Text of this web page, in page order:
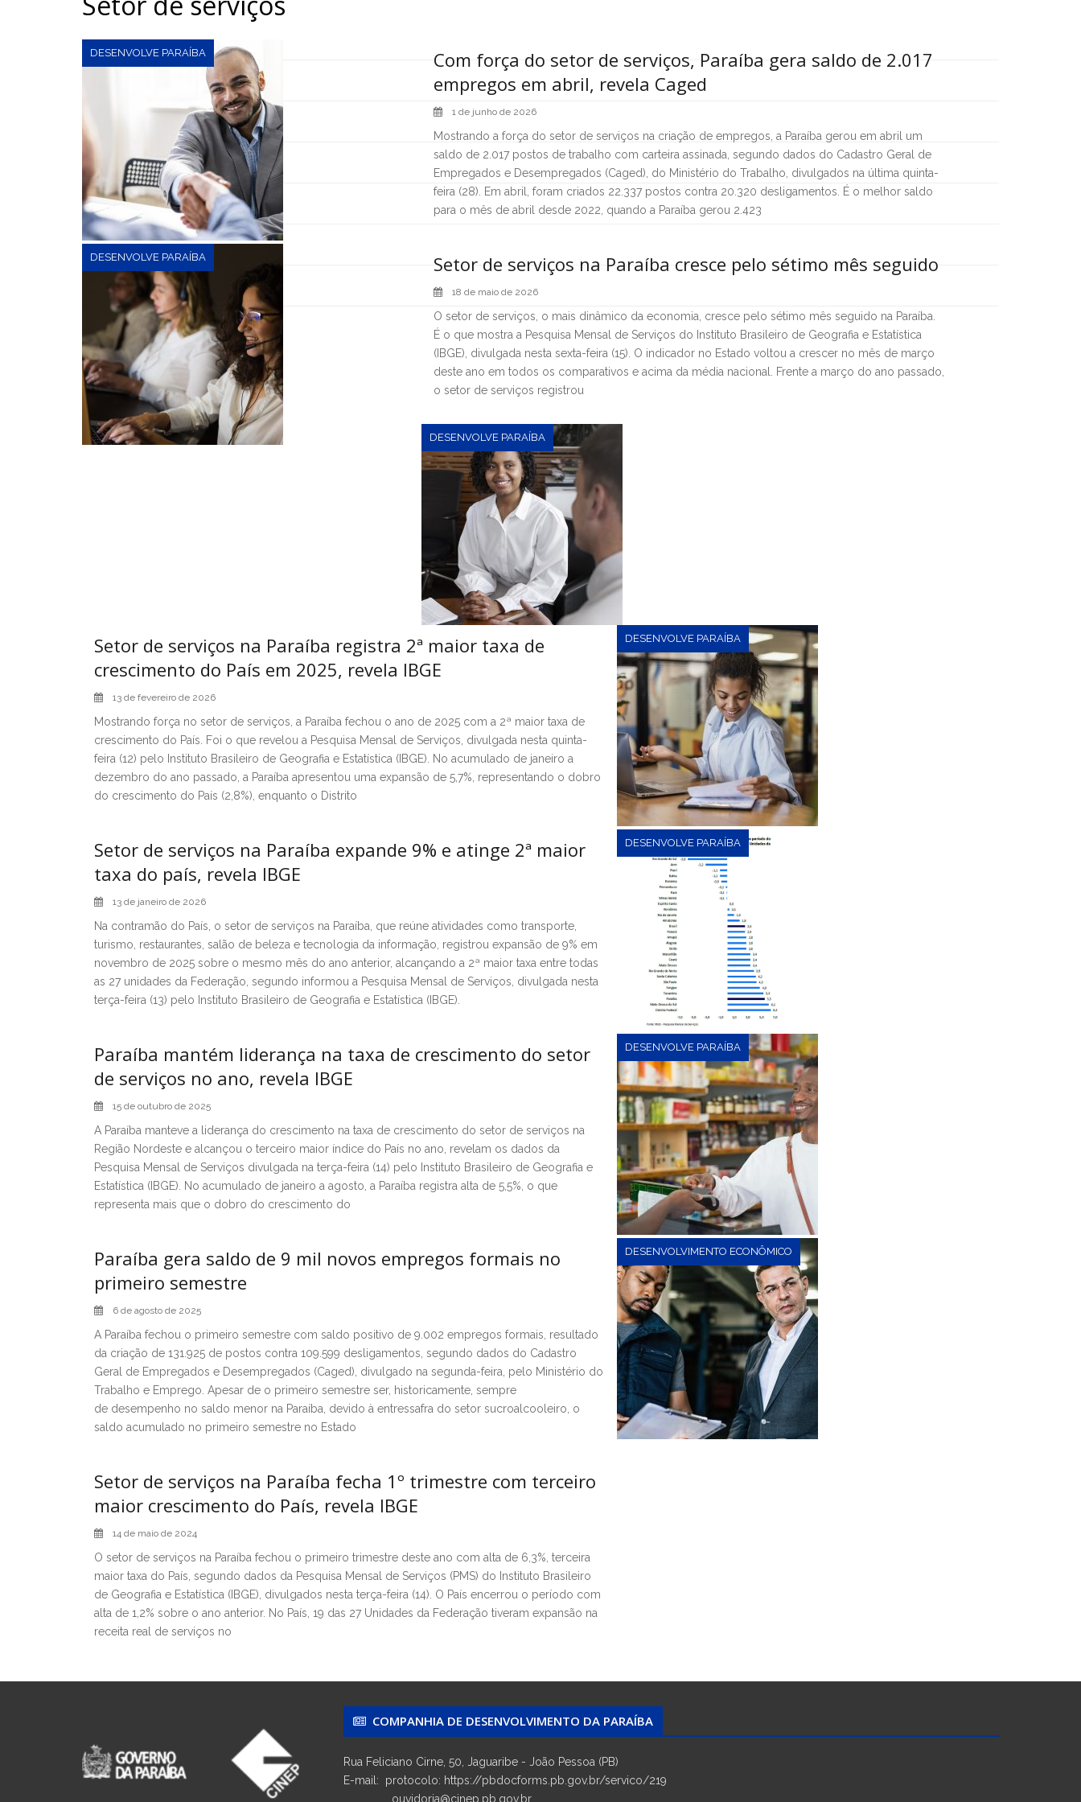
DESENVOLVE PARAÍBA
Com força do setor de serviços, Paraíba gera saldo de 2.017
empregos em abril, revela Caged
1 de junho de 2026
Mostrando a força do setor de serviços na criação de empregos, a Paraíba gerou em abril um
saldo de 2.017 postos de trabalho com carteira assinada, segundo dados do Cadastro Geral de
Empregados e Desempregados (Caged), do Ministério do Trabalho, divulgados na última quinta-
feira (28). Em abril, foram criados 22.337 postos contra 20.320 desligamentos. É o melhor saldo
para o mês de abril desde 2022, quando a Paraíba gerou 2.423
DESENVOLVE PARAÍBA Setor de serviços na Paraíba cresce pelo sétimo mês seguido
18 de maio de 2026
O setor de serviços, o mais dinâmico da economia, cresce pelo sétimo mês seguido na Paraíba.
É o que mostra a Pesquisa Mensal de Serviços do Instituto Brasileiro de Geografia e Estatística
(IBGE), divulgada nesta sexta-feira (15). O indicador no Estado voltou a crescer no mês de março
deste ano em todos os comparativos e acima da média nacional. Frente a março do ano passado,
o setor de serviços registrou
DESENVOLVE PARAÍBA
Setor de serviços na Paraíba registra 2ª maior taxa de
crescimento do País em 2025, revela IBGE
13 de fevereiro de 2026
Mostrando força no setor de serviços, a Paraíba fechou o ano de 2025 com a 2ª maior taxa de
crescimento do País. Foi o que revelou a Pesquisa Mensal de Serviços, divulgada nesta quinta-
feira (12) pelo Instituto Brasileiro de Geografia e Estatística (IBGE). No acumulado de janeiro a
dezembro do ano passado, a Paraíba apresentou uma expansão de 5,7%, representando o dobro
do crescimento do País (2,8%), enquanto o Distrito
DESENVOLVE PARAÍBA
Setor de serviços na Paraíba expande 9% e atinge 2ª maior
taxa do país, revela IBGE
13 de janeiro de 2026
Na contramão do País, o setor de serviços na Paraíba, que reúne atividades como transporte,
turismo, restaurantes, salão de beleza e tecnologia da informação, registrou expansão de 9% em
novembro de 2025 sobre o mesmo mês do ano anterior, alcançando a 2ª maior taxa entre todas
as 27 unidades da Federação, segundo informou a Pesquisa Mensal de Serviços, divulgada nesta
terça-feira (13) pelo Instituto Brasileiro de Geografia e Estatística (IBGE).
DESENVOLVE PARAÍBA
Paraíba mantém liderança na taxa de crescimento do setor
de serviços no ano, revela IBGE
15 de outubro de 2025
A Paraíba manteve a liderança do crescimento na taxa de crescimento do setor de serviços na
Região Nordeste e alcançou o terceiro maior índice do País no ano, revelam os dados da
Pesquisa Mensal de Serviços divulgada na terça-feira (14) pelo Instituto Brasileiro de Geografia e
Estatística (IBGE). No acumulado de janeiro a agosto, a Paraíba registra alta de 5,5%, o que
representa mais que o dobro do crescimento do
DESENVOLVE PARAÍBA
Paraíba gera saldo de 9 mil novos empregos formais no
primeiro semestre
6 de agosto de 2025
A Paraíba fechou o primeiro semestre com saldo positivo de 9.002 empregos formais, resultado
da criação de 131.925 de postos contra 109.599 desligamentos, segundo dados do Cadastro
Geral de Empregados e Desempregados (Caged), divulgado na segunda-feira, pelo Ministério do
Trabalho e Emprego. Apesar de o primeiro semestre ser, historicamente, sempre
de desempenho no saldo menor na Paraíba, devido à entressafra do setor sucroalcooleiro, o
saldo acumulado no primeiro semestre no Estado
DESENVOLVIMENTO ECONÔMICO
Setor de serviços na Paraíba fecha 1º trimestre com terceiro
maior crescimento do País, revela IBGE
14 de maio de 2024
O setor de serviços na Paraíba fechou o primeiro trimestre deste ano com alta de 6,3%, terceira
maior taxa do País, segundo dados da Pesquisa Mensal de Serviços (PMS) do Instituto Brasileiro
de Geografia e Estatística (IBGE), divulgados nesta terça-feira (14). O País encerrou o período com
alta de 1,2% sobre o ano anterior. No País, 19 das 27 Unidades da Federação tiveram expansão na
receita real de serviços no
COMPANHIA DE DESENVOLVIMENTO DA PARAÍBA
Rua Feliciano Cirne, 50, Jaguaribe - João Pessoa (PB)
E-mail: protocolo: https://pbdocforms.pb.gov.br/servico/219
ouvidoria@cinep.pb.gov.br